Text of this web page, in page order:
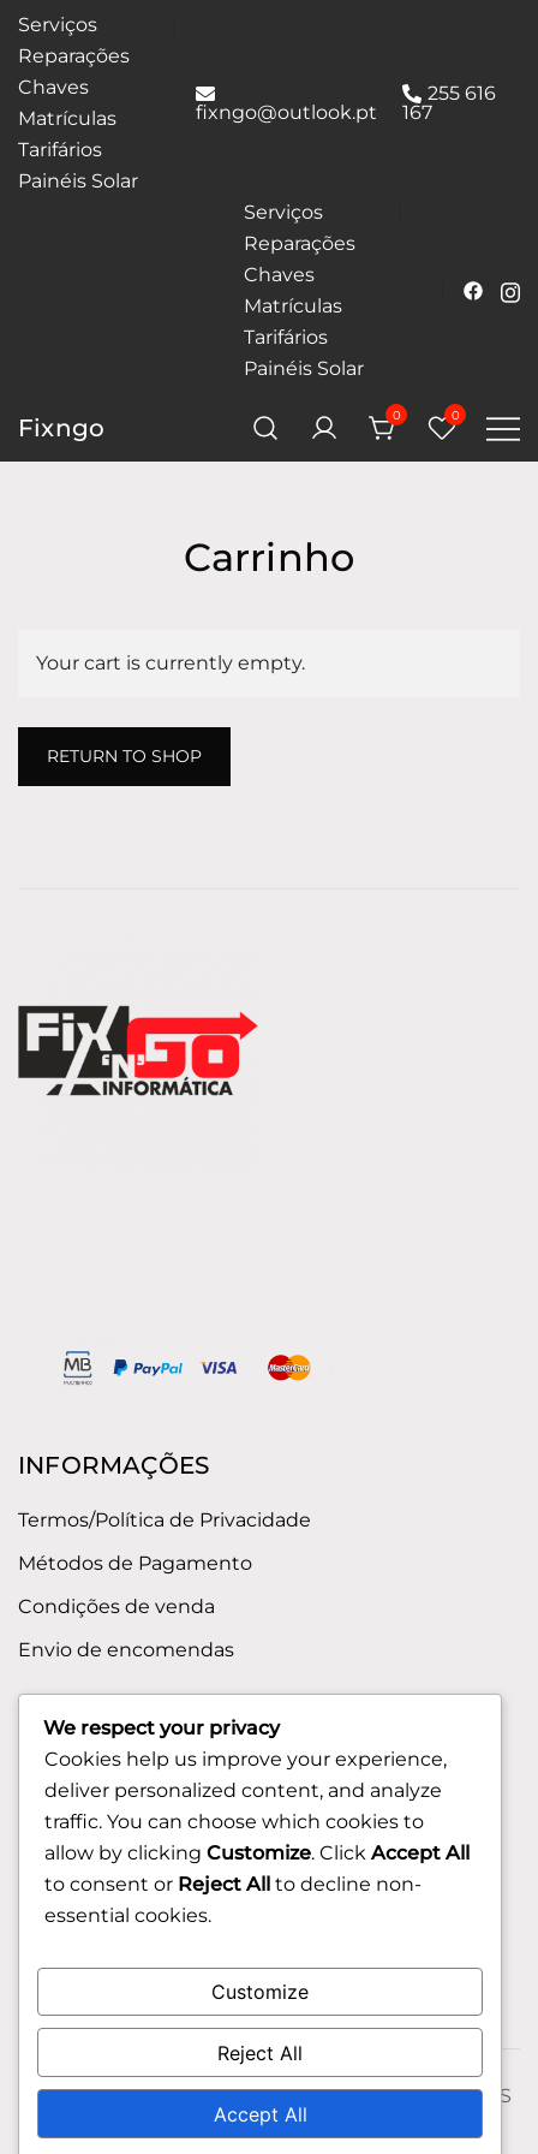
Serviços
Reparações
Chaves
Matrículas
Tarifários
Painéis Solar
fixngo@outlook.pt
255 616
167
Serviços
Reparações
Chaves
Matrículas
Tarifários
Painéis Solar
Fixngo 0 0
Carrinho
Your cart is currently empty.
RETURN TO SHOP
INFORMAÇÕES
Termos/Política de Privacidade
Métodos de Pagamento
Condições de venda
Envio de encomendas
Contactos
Sobre nos
FAQ (Perguntas Frequentes)
CLIENTE
Área do Cliente
Livro de Reclamações
© 2026 Fixngo TODOS OS DIREITOS RESERVADOS
We respect your privacy
Cookies help us improve your experience,
deliver personalized content, and analyze
traffic. You can choose which cookies to
allow by clicking Customize. Click Accept All
to consent or Reject All to decline non-
essential cookies.
Customize
Reject All
Accept All